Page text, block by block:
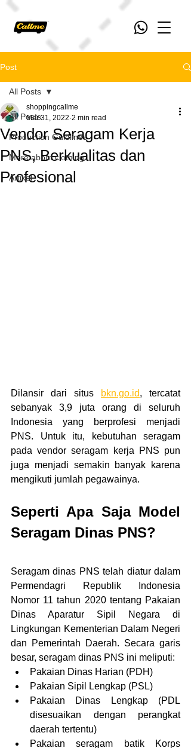
Post
All Posts
Production Guidlines
More about clothing
Artikel
All Posts
Vendor Seragam Kerja
PNS, Berkualitas dan
Profesional
shoppingcallme
Mar 31, 2022 2 min read
Dilansir dari situs bkn.go.id, tercatat
sebanyak 3,9 juta orang di seluruh
Indonesia yang berprofesi menjadi
PNS. Untuk itu, kebutuhan seragam
pada vendor seragam kerja PNS pun
juga menjadi semakin banyak karena
mengikuti jumlah pegawainya.
Seperti Apa Saja Model
Seragam Dinas PNS?
Seragam dinas PNS telah diatur dalam
Permendagri Republik Indonesia
Nomor 11 tahun 2020 tentang Pakaian
Dinas Aparatur Sipil Negara di
Lingkungan Kementerian Dalam Negeri
dan Pemerintah Daerah. Secara garis
besar, seragam dinas PNS ini meliputi:
Pakaian Dinas Harian (PDH)
Pakaian Sipil Lengkap (PSL)
Pakaian Dinas Lengkap (PDL
disesuaikan dengan perangkat
daerah tertentu)
Pakaian seragam batik Korps